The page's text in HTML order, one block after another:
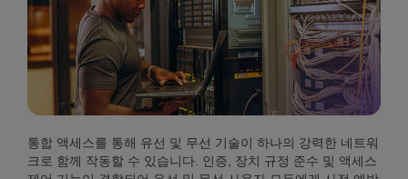
통합 액세스를 통해 유선 및 무선 기술이 하나의 강력한 네트워
크로 함께 작동할 수 있습니다. 인증, 장치 규정 준수 및 액세스